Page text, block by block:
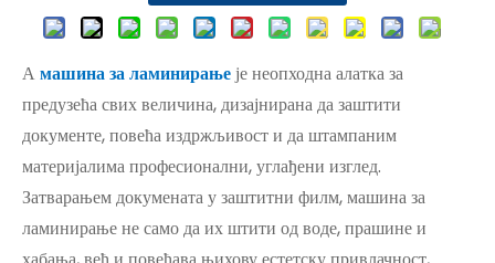
Амашина за ламинирањеје неопходна алатка за
предузећа свих величина, дизајнирана да заштити
документе, повећа издржљивост и да штампаним
материјалима професионални, углађени изглед.
Затварањем докумената у заштитни филм, машина за
ламинирање не само да их штити од воде, прашине и